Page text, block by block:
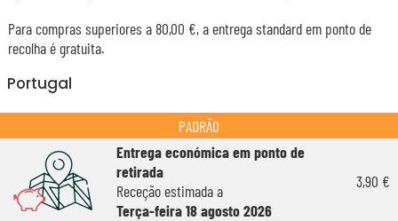
Para compras superiores a 80,00 €, a entrega standard em ponto de
recolha é gratuita.
Portugal
PADRÃO
Entrega económica em ponto de
retirada
Receção estimada a
Terça-feira 18 agosto 2026
3,90 €